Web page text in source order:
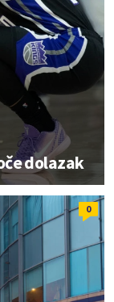
dolazak
0